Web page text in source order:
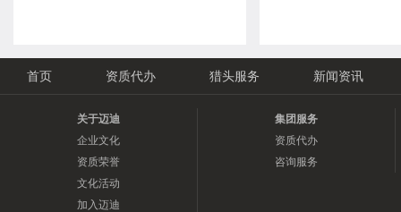
首页 资质代办 猎头服务 新闻资讯
关于迈迪
企业文化
资质荣誉
文化活动
加入迈迪
集团服务
资质代办
咨询服务